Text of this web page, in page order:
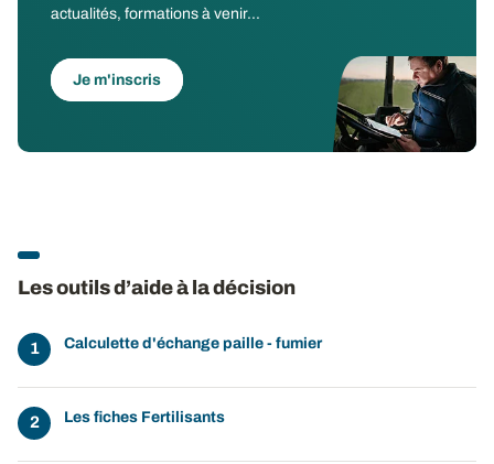
actualités, formations à venir...
Je m'inscris
Les outils d’aide à la décision
Calculette d'échange paille - fumier
Les fiches Fertilisants